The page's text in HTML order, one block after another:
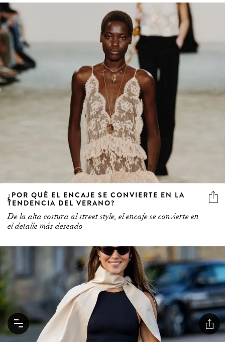
¿POR QUÉ EL ENCAJE SE CONVIERTE EN LA
TENDENCIA DEL VERANO?
De la alta costura al street style, el encaje se convierte en
el detalle más deseado